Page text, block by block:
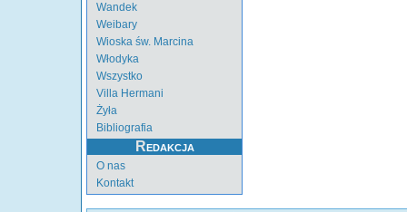
Wandek
Weibary
Wioska św. Marcina
Włodyka
Wszystko
Villa Hermani
Żyła
Bibliografia
Redakcja
O nas
Kontakt